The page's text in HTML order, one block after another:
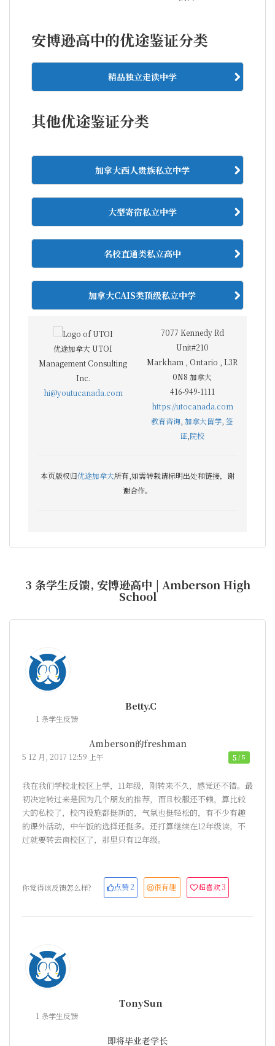
安博逊高中的优途鉴证分类
精品独立走读中学
其他优途鉴证分类
加拿大西人贵族私立中学
大型寄宿私立中学
名校直通类私立高中
加拿大CAIS类顶级私立中学
优途加拿大 UTOI
Management Consulting
Inc.
hi@youtucanada.com
7077 Kennedy Rd
Unit#210
Markham
Ontario
L3R
0N8 加拿大
416-949-1111
https://utocanada.com
教育咨询 加拿大留学 签
证 院校
本页版权归优途加拿大所有,如需转载请标明出处和链接，谢
谢合作。
3 条学生反馈, 安博逊高中 | Amberson High
School
Betty.C
1 条学生反馈
Amberson的freshman
5 12 月, 2017 12:59 上午 5 / 5
我在我们学校北校区上学，11年级，刚转来不久，感觉还不错。最
初决定转过来是因为几个朋友的推荐，而且校服还不赖，算比较
大的私校了，校内设施都挺新的，气氛也挺轻松的，有不少有趣
的课外活动，中午饭的选择还挺多。还打算继续在12年级读，不
过就要转去南校区了，那里只有12年级。
你觉得该反馈怎么样? 点赞2 很有趣 超喜欢 3
TonySun
1 条学生反馈
即将毕业老学长